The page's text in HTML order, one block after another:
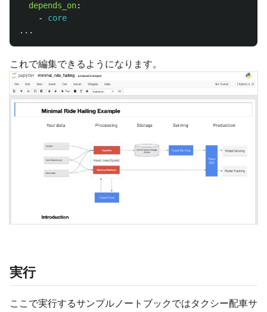
depends_on:
-
core
...
これで編集できるようになります。
実行
ここで実行するサンプルノートブックではタクシー配車サ